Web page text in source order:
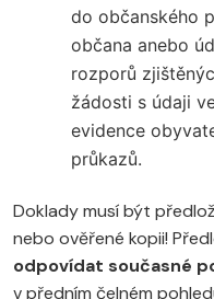
do občanského
občana anebo
rozporů
žádosti s údaji
evidence
průkazů.
Doklady musí být
nebo ověřené kopii!
odpovídat současné
v předním čelném